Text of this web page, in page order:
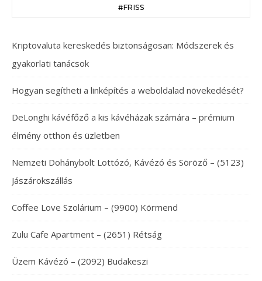
#FRISS
Kriptovaluta kereskedés biztonságosan: Módszerek és
gyakorlati tanácsok
Hogyan segítheti a linképítés a weboldalad növekedését?
DeLonghi kávéfőző a kis kávéházak számára – prémium
élmény otthon és üzletben
Nemzeti Dohánybolt Lottózó, Kávézó és Söröző – (5123)
Jászárokszállás
Coffee Love Szolárium – (9900) Körmend
Zulu Cafe Apartment – (2651) Rétság
Üzem Kávézó – (2092) Budakeszi